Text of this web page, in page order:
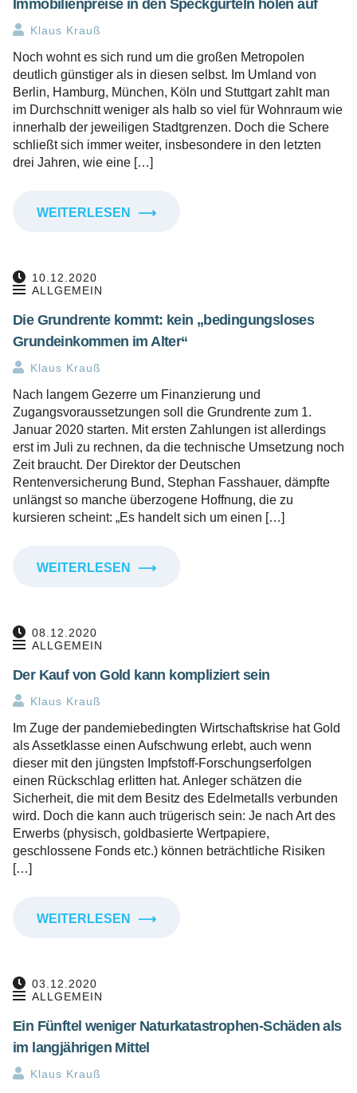
Immobilienpreise in den Speckgürteln holen auf
Klaus Krauß
Noch wohnt es sich rund um die großen Metropolen
deutlich günstiger als in diesen selbst. Im Umland von
Berlin, Hamburg, München, Köln und Stuttgart zahlt man
im Durchschnitt weniger als halb so viel für Wohnraum wie
innerhalb der jeweiligen Stadtgrenzen. Doch die Schere
schließt sich immer weiter, insbesondere in den letzten
drei Jahren, wie eine […]
WEITERLESEN ⟶
10.12.2020
ALLGEMEIN
Die Grundrente kommt: kein „bedingungsloses
Grundeinkommen im Alter“
Klaus Krauß
Nach langem Gezerre um Finanzierung und
Zugangsvoraussetzungen soll die Grundrente zum 1.
Januar 2020 starten. Mit ersten Zahlungen ist allerdings
erst im Juli zu rechnen, da die technische Umsetzung noch
Zeit braucht. Der Direktor der Deutschen
Rentenversicherung Bund, Stephan Fasshauer, dämpfte
unlängst so manche überzogene Hoffnung, die zu
kursieren scheint: „Es handelt sich um einen […]
WEITERLESEN ⟶
08.12.2020
ALLGEMEIN
Der Kauf von Gold kann kompliziert sein
Klaus Krauß
Im Zuge der pandemiebedingten Wirtschaftskrise hat Gold
als Assetklasse einen Aufschwung erlebt, auch wenn
dieser mit den jüngsten Impfstoff-Forschungserfolgen
einen Rückschlag erlitten hat. Anleger schätzen die
Sicherheit, die mit dem Besitz des Edelmetalls verbunden
wird. Doch die kann auch trügerisch sein: Je nach Art des
Erwerbs (physisch, goldbasierte Wertpapiere,
geschlossene Fonds etc.) können beträchtliche Risiken
[…]
WEITERLESEN ⟶
03.12.2020
ALLGEMEIN
Ein Fünftel weniger Naturkatastrophen-Schäden als
im langjährigen Mittel
Klaus Krauß